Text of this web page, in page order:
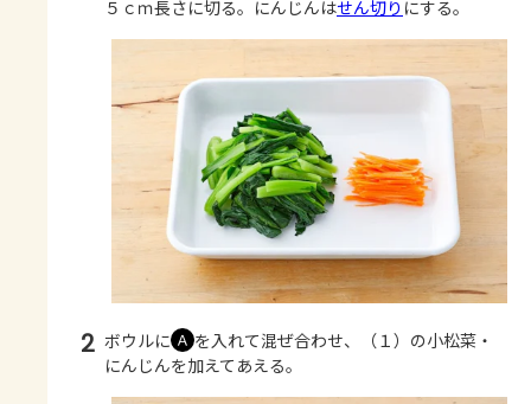
５ｃｍ長さに切る。にんじんはせん切り にする。
2 ボウルに Ａ を入れて混ぜ合わせ、（１）の小松菜・
にんじんを加えてあえる。